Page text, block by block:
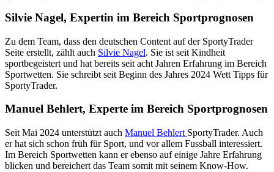
Silvie Nagel, Expertin im Bereich Sportprognosen
Zu dem Team, dass den deutschen Content auf der SportyTrader
Seite erstellt, zählt auch Silvie Nagel. Sie ist seit Kindheit
sportbegeistert und hat bereits seit acht Jahren Erfahrung im Bereich
Sportwetten. Sie schreibt seit Beginn des Jahres 2024 Wett Tipps für
SportyTrader.
Manuel Behlert, Experte im Bereich Sportprognosen
Seit Mai 2024 unterstützt auch Manuel Behlert SportyTrader. Auch
er hat sich schon früh für Sport, und vor allem Fussball interessiert.
Im Bereich Sportwetten kann er ebenso auf einige Jahre Erfahrung
blicken und bereichert das Team somit mit seinem Know-How.